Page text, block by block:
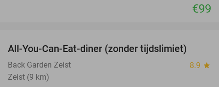
€99
All-You-Can-Eat-diner (zonder tijdslimiet)
Back Garden Zeist 8.9 star
Zeist (9 km)